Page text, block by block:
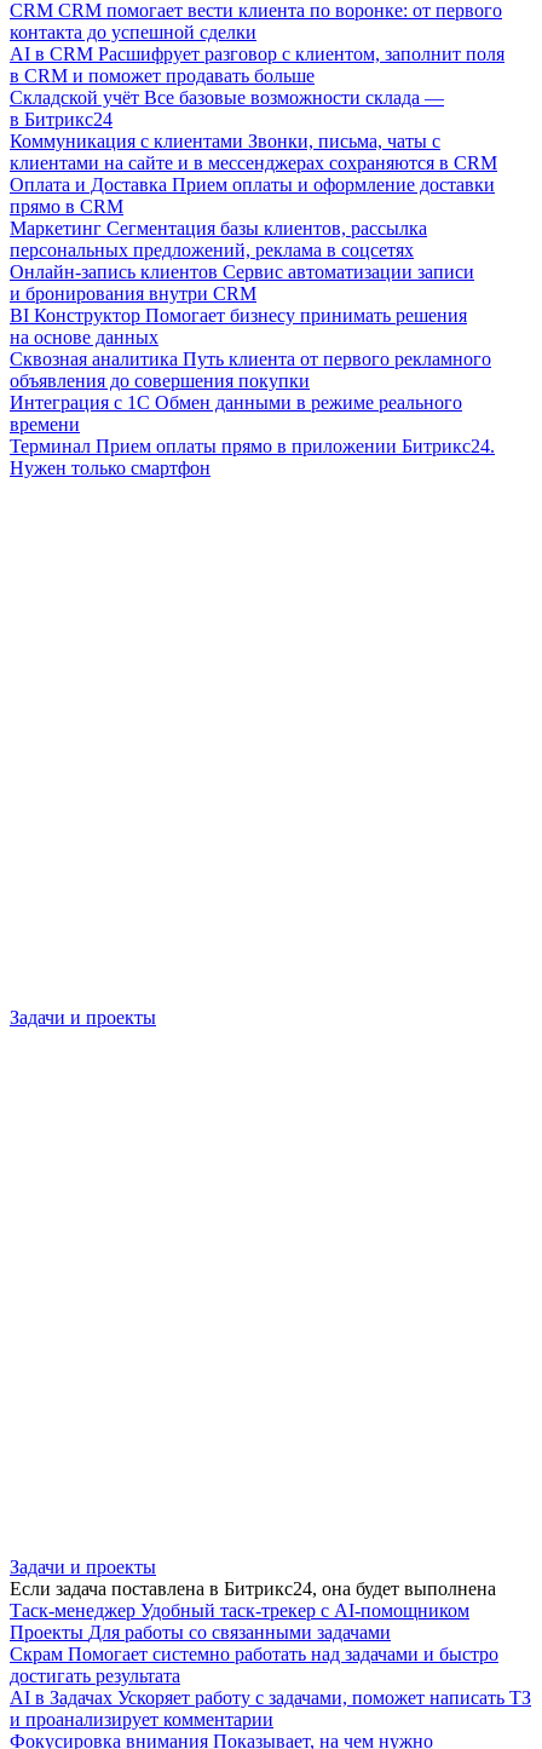
CRM CRM помогает вести клиента по воронке: от первого
контакта до успешной сделки
AI в CRM Расшифрует разговор с клиентом, заполнит поля
в CRM и поможет продавать больше
Складской учёт Все базовые возможности склада —
в Битрикс24
Коммуникация с клиентами Звонки, письма, чаты с
клиентами на сайте и в мессенджерах сохраняются в CRM
Оплата и Доставка Прием оплаты и оформление доставки
прямо в CRM
Маркетинг Сегментация базы клиентов, рассылка
персональных предложений, реклама в соцсетях
Онлайн-запись клиентов Сервис автоматизации записи
и бронирования внутри CRM
BI Конструктор Помогает бизнесу принимать решения
на основе данных
Сквозная аналитика Путь клиента от первого рекламного
объявления до совершения покупки
Интеграция с 1С Обмен данными в режиме реального
времени
Терминал Прием оплаты прямо в приложении Битрикс24.
Нужен только смартфон
Задачи и проекты
Задачи и проекты
Если задача поставлена в Битрикс24, она будет выполнена
Таск-менеджер Удобный таск-трекер с AI-помощником
Проекты Для работы со связанными задачами
Скрам Помогает системно работать над задачами и быстро
достигать результата
AI в Задачах Ускоряет работу с задачами, поможет написать ТЗ
и проанализирует комментарии
Фокусировка внимания Показывает, на чем нужно